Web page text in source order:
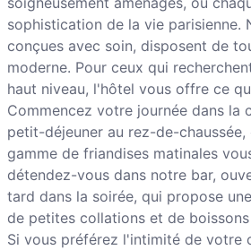
sophistication de la vie parisienne.
conçues avec soin, disposent de
moderne. Pour ceux qui
haut niveau, l'hôtel vous offre ce
Commencez votre journée dans la
petit-déjeuner au rez-de-chaussée,
gamme de friandises matinales
détendez-vous dans notre bar,
tard dans la soirée, qui propose
de petites collations et de
Si vous préférez l'intimité de votre